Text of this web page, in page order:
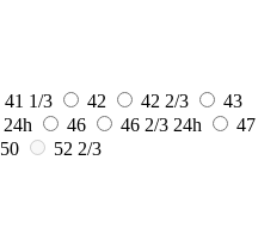
41 1/3 42 42 2/3
43
24h 46 46 2/3 24h
47
50
52 2/3